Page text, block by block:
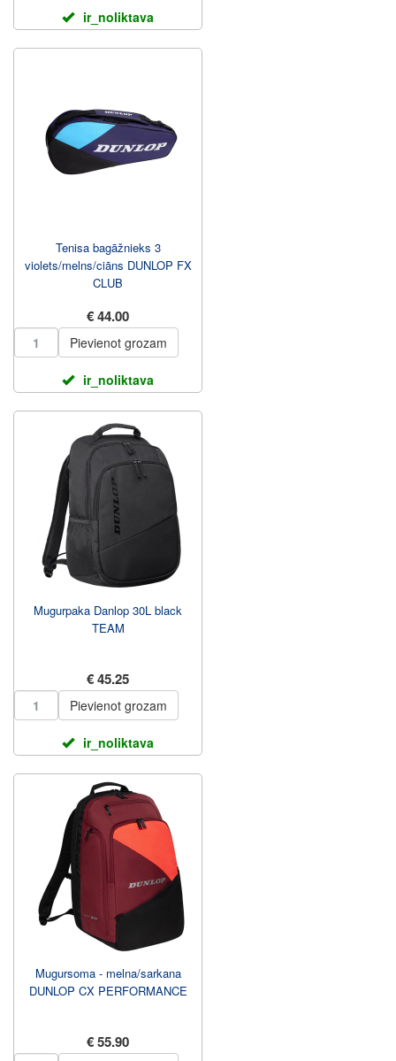
ir_noliktava
Tenisa bagāžnieks 3
violets/melns/ciāns DUNLOP FX
CLUB
€ 44.00
Pievienot grozam
ir_noliktava
Mugurpaka Danlop 30L black
TEAM
€ 45.25
Pievienot grozam
ir_noliktava
Mugursoma - melna/sarkana
DUNLOP CX PERFORMANCE
€ 55.90